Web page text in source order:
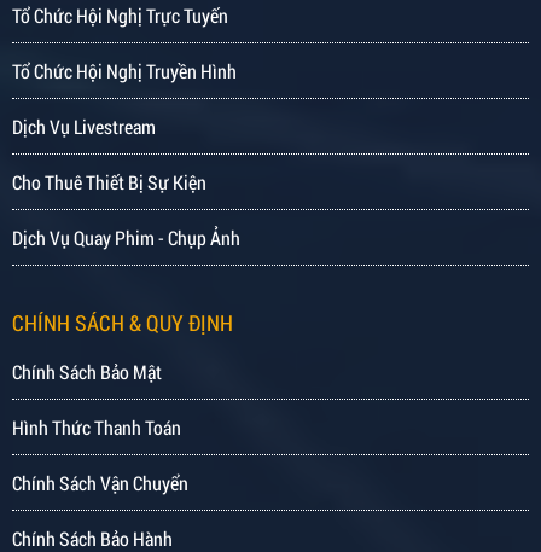
Tổ Chức Hội Nghị Trực Tuyến
Tổ Chức Hội Nghị Truyền Hình
Dịch Vụ Livestream
Cho Thuê Thiết Bị Sự Kiện
Dịch Vụ Quay Phim - Chụp Ảnh
CHÍNH SÁCH & QUY ĐỊNH
Chính Sách Bảo Mật
Hình Thức Thanh Toán
Chính Sách Vận Chuyển
Chính Sách Bảo Hành